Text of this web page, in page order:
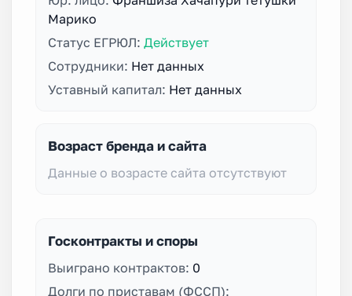
Марико
Статус ЕГРЮЛ: Действует
Сотрудники: Нет данных
Уставный капитал: Нет данных
Возраст бренда и сайта
Данные о возрасте сайта отсутствуют
Госконтракты и споры
Выиграно контрактов: 0
Долги по приставам (ФССП):